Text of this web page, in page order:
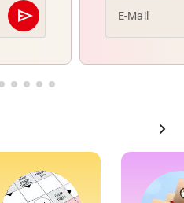
send
Abschicken E-Mail
chevron_right